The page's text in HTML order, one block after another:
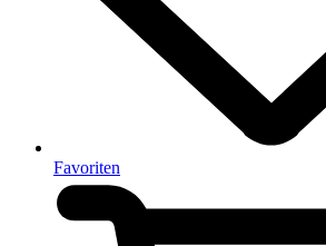
Favoriten